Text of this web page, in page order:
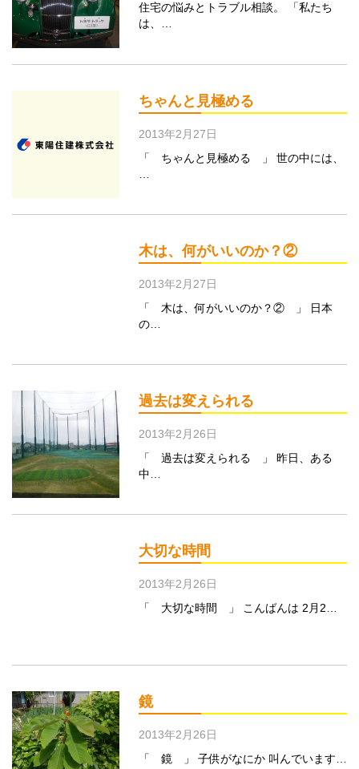
住宅の悩みとトラブル相談。 「私たち
は、…
ちゃんと見極める
2013年2月27日
「 ちゃんと見極める 」 世の中には、
木は、何がいいのか？②
2013年2月27日
「 木は、何がいいのか？② 」 日本
の…
過去は変えられる
2013年2月26日
「 過去は変えられる 」 昨日、ある
中…
大切な時間
2013年2月26日
「 大切な時間 」 こんばんは 2月2…
鏡
2013年2月26日
「 鏡 」 子供がなにか 叫んでいます…